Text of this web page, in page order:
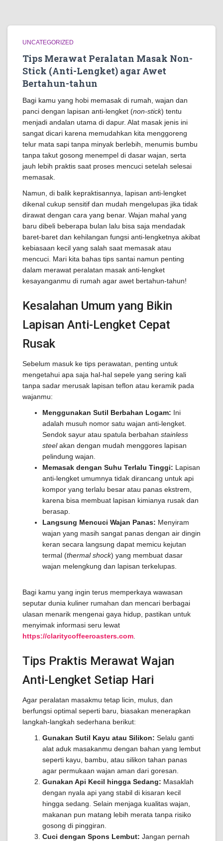
UNCATEGORIZED
Tips Merawat Peralatan Masak Non-
Stick (Anti-Lengket) agar Awet
Bertahun-tahun
Bagi kamu yang hobi memasak di rumah, wajan dan
panci dengan lapisan anti-lengket (non-stick) tentu
menjadi andalan utama di dapur. Alat masak jenis ini
sangat dicari karena memudahkan kita menggoreng
telur mata sapi tanpa minyak berlebih, menumis bumbu
tanpa takut gosong menempel di dasar wajan, serta
jauh lebih praktis saat proses mencuci setelah selesai
memasak.
Namun, di balik kepraktisannya, lapisan anti-lengket
dikenal cukup sensitif dan mudah mengelupas jika tidak
dirawat dengan cara yang benar. Wajan mahal yang
baru dibeli beberapa bulan lalu bisa saja mendadak
baret-baret dan kehilangan fungsi anti-lengketnya akibat
kebiasaan kecil yang salah saat memasak atau
mencuci. Mari kita bahas tips santai namun penting
dalam merawat peralatan masak anti-lengket
kesayanganmu di rumah agar awet bertahun-tahun!
Kesalahan Umum yang Bikin
Lapisan Anti-Lengket Cepat
Rusak
Sebelum masuk ke tips perawatan, penting untuk
mengetahui apa saja hal-hal sepele yang sering kali
tanpa sadar merusak lapisan teflon atau keramik pada
wajanmu:
Menggunakan Sutil Berbahan Logam: Ini
adalah musuh nomor satu wajan anti-lengket.
Sendok sayur atau spatula berbahan stainless
steelakan dengan mudah menggores lapisan
pelindung wajan.
Memasak dengan Suhu Terlalu Tinggi: Lapisan
anti-lengket umumnya tidak dirancang untuk api
kompor yang terlalu besar atau panas ekstrem,
karena bisa membuat lapisan kimianya rusak dan
berasap.
Langsung Mencuci Wajan Panas: Menyiram
wajan yang masih sangat panas dengan air dingin
keran secara langsung dapat memicu kejutan
termal (thermal shock) yang membuat dasar
wajan melengkung dan lapisan terkelupas.
Bagi kamu yang ingin terus memperkaya wawasan
seputar dunia kuliner rumahan dan mencari berbagai
ulasan menarik mengenai gaya hidup, pastikan untuk
menyimak informasi seru lewat
https://claritycoffeeroasters.com
Tips Praktis Merawat Wajan
Anti-Lengket Setiap Hari
Agar peralatan masakmu tetap licin, mulus, dan
berfungsi optimal seperti baru, biasakan menerapkan
langkah-langkah sederhana berikut:
Gunakan Sutil Kayu atau Silikon: Selalu ganti
alat aduk masakanmu dengan bahan yang lembut
seperti kayu, bambu, atau silikon tahan panas
agar permukaan wajan aman dari goresan.
Gunakan Api Kecil hingga Sedang: Masaklah
dengan nyala api yang stabil di kisaran kecil
hingga sedang. Selain menjaga kualitas wajan,
makanan pun matang lebih merata tanpa risiko
gosong di pinggiran.
Cuci dengan Spons Lembut: Jangan pernah